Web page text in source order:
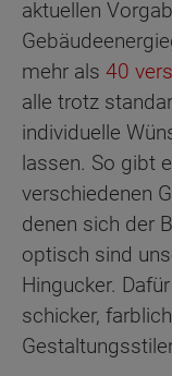
aktuellen
mehr als 40
alle trotz
individuelle
lassen. So gibt
verschiedenen
denen sich der
optisch sind
Hingucker.
schicker,